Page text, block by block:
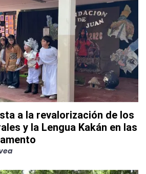
a la revalorización de los
y la Lengua Kakán en las